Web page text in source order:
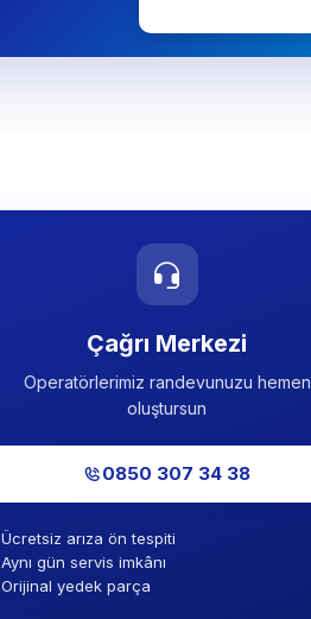
Çağrı Merkezi
Operatörlerimiz randevunuzu hemen
oluştursun
0850 307 34 38
Ücretsiz arıza ön tespiti
Aynı gün servis imkânı
Orijinal yedek parça